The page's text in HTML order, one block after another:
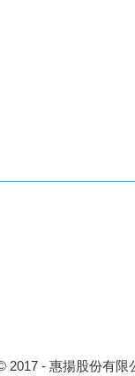
2017 - 惠揚股份有限